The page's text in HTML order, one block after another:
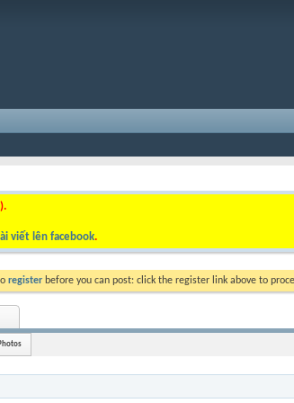
viết lên facebook.
register before you can post: click the register link above to